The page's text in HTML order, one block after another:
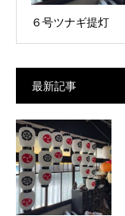
６号ツナギ提灯
最新記事